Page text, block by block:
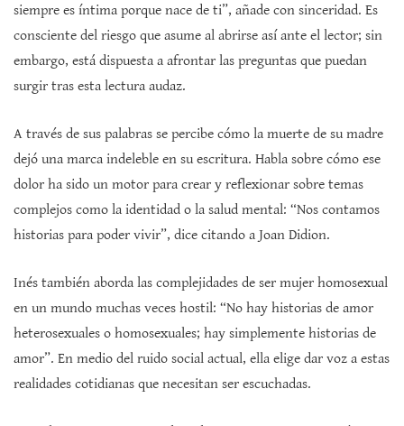
siempre es íntima porque nace de ti”, añade con sinceridad. Es
consciente del riesgo que asume al abrirse así ante el lector; sin
embargo, está dispuesta a afrontar las preguntas que puedan
surgir tras esta lectura audaz.
A través de sus palabras se percibe cómo la muerte de su madre
dejó una marca indeleble en su escritura. Habla sobre cómo ese
dolor ha sido un motor para crear y reflexionar sobre temas
complejos como la identidad o la salud mental: “Nos contamos
historias para poder vivir”, dice citando a Joan Didion.
Inés también aborda las complejidades de ser mujer homosexual
en un mundo muchas veces hostil: “No hay historias de amor
heterosexuales o homosexuales; hay simplemente historias de
amor”. En medio del ruido social actual, ella elige dar voz a estas
realidades cotidianas que necesitan ser escuchadas.